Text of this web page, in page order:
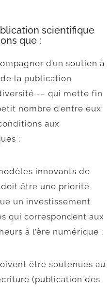
scientifique
que :
d’un soutien à
la publication
-– qui mette fin
nombre d’entre eux
aux
;
innovants de
être une priorité
un investissement
qui correspondent aux
à l’ère numérique ;
être soutenues au
(publication des